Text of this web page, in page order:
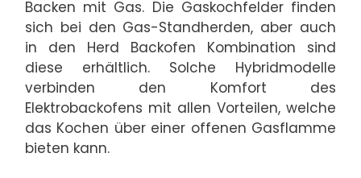
Backen mit Gas. Die Gaskochfelder finden
sich bei den Gas-Standherden, aber auch
in den Herd Backofen Kombination sind
diese erhältlich. Solche Hybridmodelle
verbinden den Komfort des
Elektrobackofens mit allen Vorteilen, welche
das Kochen über einer offenen Gasflamme
bieten kann.